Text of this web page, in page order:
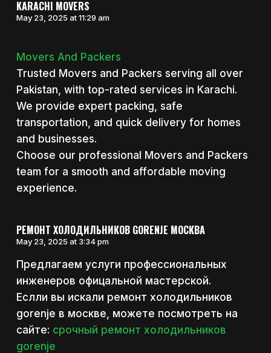
KARACHI MOVERS
May 23, 2025 at 11:29 am
Movers And Packers
Trusted Movers and Packers serving all over
Pakistan, with top-rated services in Karachi.
We provide expert packing, safe
transportation, and quick delivery for homes
and businesses.
Choose our professional Movers and Packers
team for a smooth and affordable moving
experience.
РЕМОНТ ХОЛОДИЛЬНИКОВ GORENJE МОСКВА
May 23, 2025 at 3:34 pm
Предлагаем услуги профессиональных
инженеров офицальной мастерской.
Еслли вы искали ремонт холодильников
gorenje в москве, можете посмотреть на
сайте: срочный ремонт холодильников
gorenje